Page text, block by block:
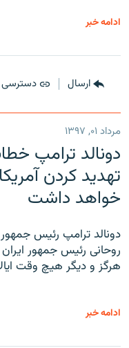
ادامه خبر
ارسال دسترسی
مرداد ۰۱, ۱۳۹۷
دونالد ترامپ
تهدید کردن
خواهد داشت
دونالد ترامپ رئیس
روحانی رئیس جمهور
هرگز و دیگر هیچ وقت
ادامه خبر